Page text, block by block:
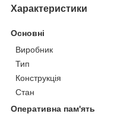
Характеристики
Основні
Виробник
Тип
Конструкція
Стан
Оперативна пам'ять